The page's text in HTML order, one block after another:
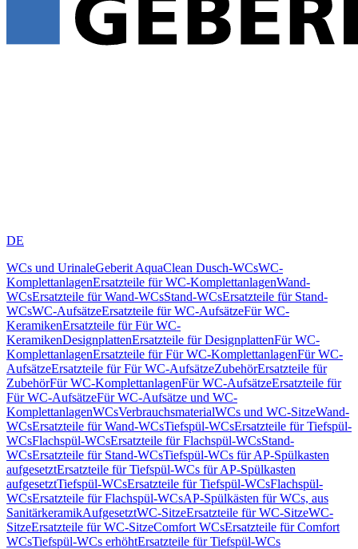
DE
WCs und UrinaleGeberit AquaClean Dusch-WCsWC-
KomplettanlagenErsatzteile für WC-KomplettanlagenWand-
WCsErsatzteile für Wand-WCsStand-WCsErsatzteile für Stand-
WCsWC-AufsätzeErsatzteile für WC-AufsätzeFür WC-
KeramikenErsatzteile für Für WC-
KeramikenDesignplattenErsatzteile für DesignplattenFür WC-
KomplettanlagenErsatzteile für Für WC-KomplettanlagenFür WC-
AufsätzeErsatzteile für Für WC-AufsätzeZubehörErsatzteile für
ZubehörFür WC-KomplettanlagenFür WC-AufsätzeErsatzteile für
Für WC-AufsätzeFür WC-Aufsätze und WC-
KomplettanlagenWCsVerbrauchsmaterialWCs und WC-SitzeWand-
WCsErsatzteile für Wand-WCsTiefspül-WCsErsatzteile für Tiefspül-
WCsFlachspül-WCsErsatzteile für Flachspül-WCsStand-
WCsErsatzteile für Stand-WCsTiefspül-WCs für AP-Spülkasten
aufgesetztErsatzteile für Tiefspül-WCs für AP-Spülkasten
aufgesetztTiefspül-WCsErsatzteile für Tiefspül-WCsFlachspül-
WCsErsatzteile für Flachspül-WCsAP-Spülkästen für WCs, aus
SanitärkeramikAufgesetztWC-SitzeErsatzteile für WC-SitzeWC-
SitzeErsatzteile für WC-SitzeComfort WCsErsatzteile für Comfort
WCsTiefspül-WCs erhöhtErsatzteile für Tiefspül-WCs